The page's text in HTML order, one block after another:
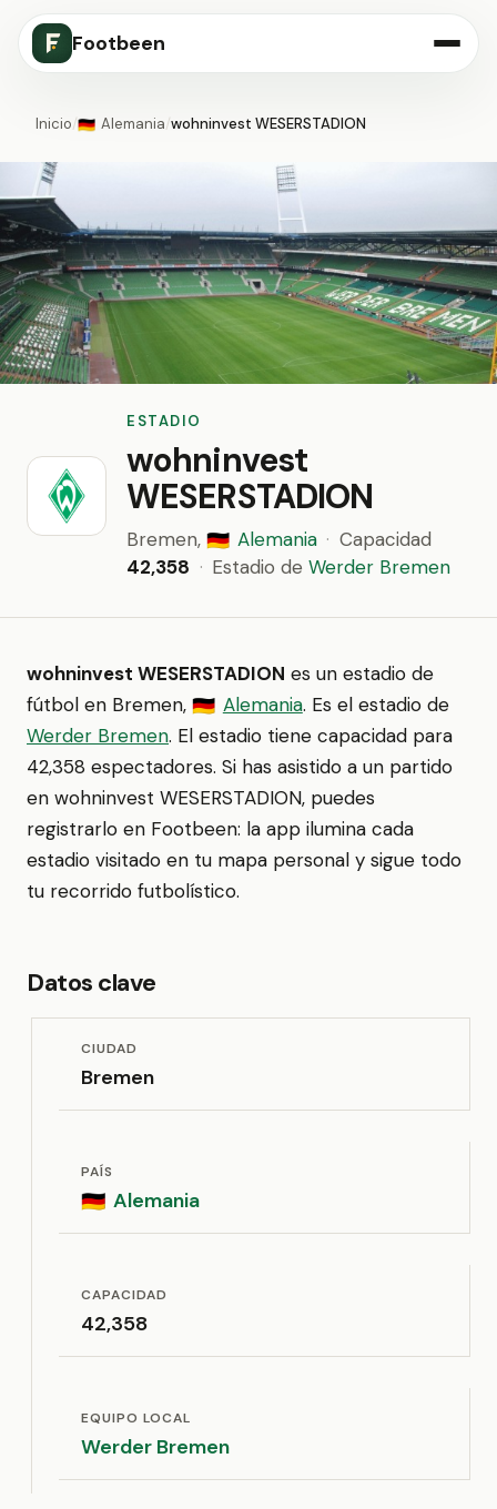
Footbeen
Inicio/🇩🇪 Alemania/wohninvest WESERSTADION
ESTADIO
wohninvest
WESERSTADION
Bremen, 🇩🇪 Alemania · Capacidad
42,358 · Estadio de Werder Bremen
wohninvest WESERSTADION es un estadio de
fútbol en Bremen, 🇩🇪 Alemania. Es el estadio de
Werder Bremen. El estadio tiene capacidad para
42,358 espectadores. Si has asistido a un partido
en wohninvest WESERSTADION, puedes
registrarlo en Footbeen: la app ilumina cada
estadio visitado en tu mapa personal y sigue todo
tu recorrido futbolístico.
Datos clave
CIUDAD
Bremen
PAÍS
🇩🇪 Alemania
CAPACIDAD
42,358
EQUIPO LOCAL
Werder Bremen